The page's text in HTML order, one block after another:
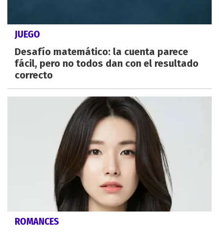
JUEGO
Desafío matemático: la cuenta parece
fácil, pero no todos dan con el resultado
correcto
ROMANCES